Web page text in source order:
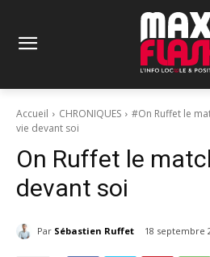
Accueil CHRONIQUES #On Ruffet le
vie devant soi
On Ruffet le
devant soi
Par Sébastien Ruffet 18 septembre